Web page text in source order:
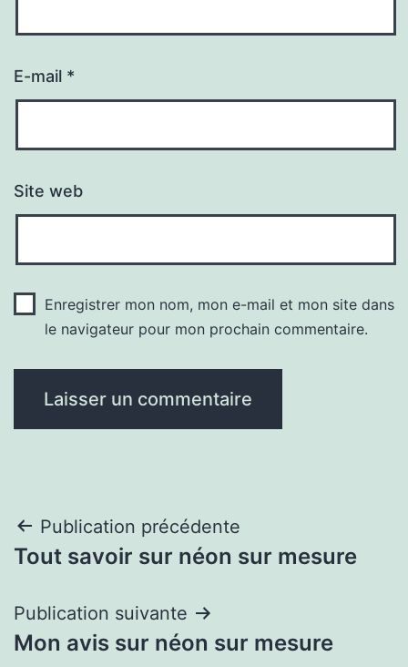
E-mail *
Site web
Enregistrer mon nom, mon e-mail et mon site dans
le navigateur pour mon prochain commentaire.
Navigation
de
l’article
Publication précédente
Tout savoir sur néon sur mesure
Publication suivante
Mon avis sur néon sur mesure